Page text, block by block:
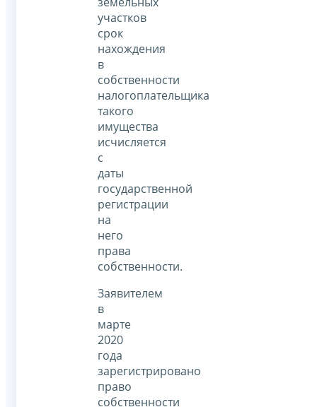
участков
срок
нахождения
в
собственности
налогоплательщика
такого
имущества
исчисляется
с
даты
государственной
регистрации
на
него
права
собственности.
Заявителем
в
марте
2020
года
зарегистрировано
право
собственности